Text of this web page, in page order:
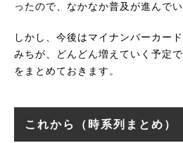
ったので、なかなか普及が進んでい
しかし、今後はマイナンバーカー
みちが、どんどん増えていく予定
をまとめておきます。
これから（時系列まとめ）